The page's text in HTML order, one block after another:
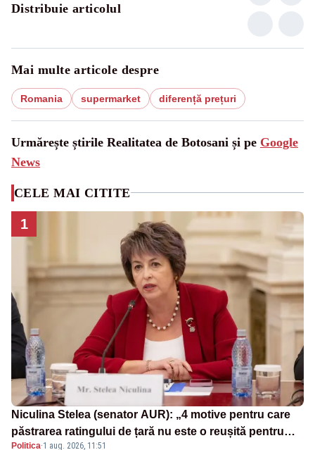
Distribuie articolul
Mai multe articole despre
Romania supermarket diferență prețuri
Urmărește știrile Realitatea de Botosani și pe Google
News
CELE MAI CITITE
1
Niculina Stelea (senator AUR): „4 motive pentru care
păstrarea ratingului de țară nu este o reușită pentru
Politica·1 aug. 2026, 11:51